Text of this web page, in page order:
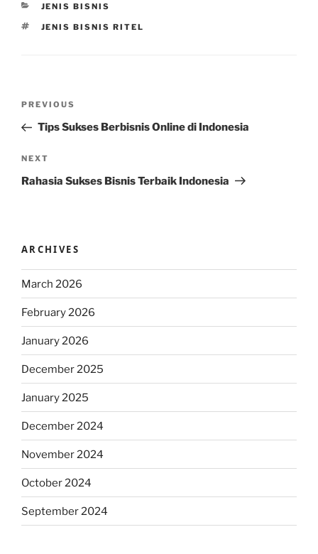
CATEGORIES
JENIS BISNIS
TAGS
JENIS BISNIS RITEL
Previous
Post
PREVIOUS
Tips Sukses Berbisnis Online di Indonesia
Next
Post
NEXT
Rahasia Sukses Bisnis Terbaik Indonesia
ARCHIVES
March 2026
February 2026
January 2026
December 2025
January 2025
December 2024
November 2024
October 2024
September 2024